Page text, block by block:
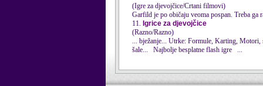
(Igre za djevojčice/Crtani filmovi)
Garfild je po običaju veoma pospan. Treba
11. Igrice za djevojčice
(Razno/Razno)
... bježanje... Utrke: Formule, Karting,
šale... Najbolje besplatne flash igre ...